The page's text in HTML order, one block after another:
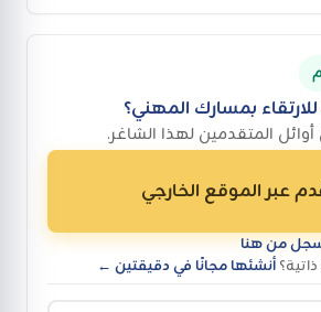
بمسارك المهني؟
المتقدمين لهذا الشاغر.
عبر الموقع الخارجي
من هنا
أنشئها مجانًا في دقيقتين ←